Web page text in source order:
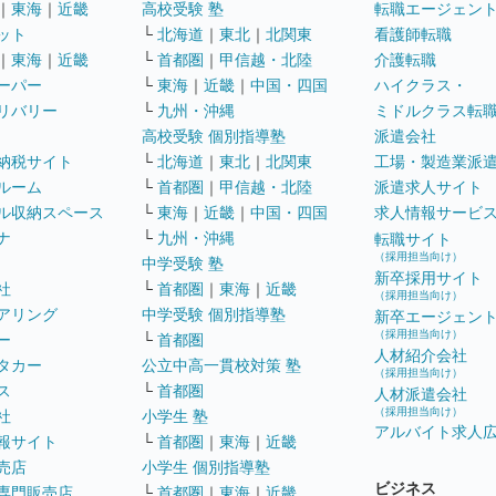
東海 ｜ 近畿
ト
東海 ｜ 近畿
パー
バリー
税サイト
ーム
収納スペース
リング
カー
サイト
店
高校受験 塾
└ 北海道 ｜ 東北 ｜ 北関東
└ 首都圏 ｜ 甲信越・北陸
└ 東海 ｜ 近畿 ｜ 中国・四国
└ 九州・沖縄
高校受験 個別指導塾
└ 北海道 ｜ 東北 ｜ 北関東
└ 首都圏 ｜ 甲信越・北陸
└ 東海 ｜ 近畿 ｜ 中国・四国
└ 九州・沖縄
中学受験 塾
└ 首都圏 ｜ 東海 ｜ 近畿
中学受験 個別指導塾
└ 首都圏
公立中高一貫校対策 塾
└ 首都圏
小学生 塾
└ 首都圏 ｜ 東海 ｜ 近畿
小学生 個別指導塾
転職エージェン
看護師転職
介護転職
ハイクラス・
ミドルクラス転
派遣会社
工場・製造業派
派遣求人サイト
求人情報サービ
転職サイト
（採用担当向け）
新卒採用サイト
（採用担当向け）
新卒エージェン
（採用担当向け）
人材紹介会社
（採用担当向け）
人材派遣会社
（採用担当向け）
アルバイト求人
ビジネス